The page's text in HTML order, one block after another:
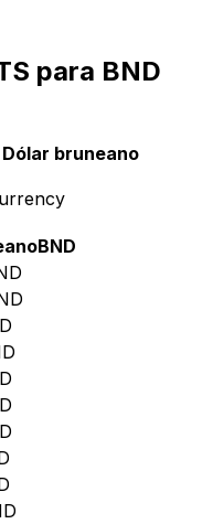
para BND
bruneano
BND